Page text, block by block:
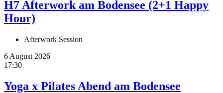
H7 Afterwork am Bodensee (2+1 Happy
Hour)
Afterwork Session
6 August 2026
17:30
Yoga x Pilates Abend am Bodensee